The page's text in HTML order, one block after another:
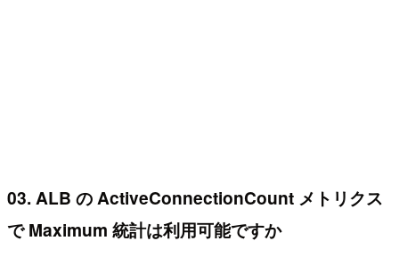
03. ALB の ActiveConnectionCount メトリクス
で Maximum 統計は利用可能ですか